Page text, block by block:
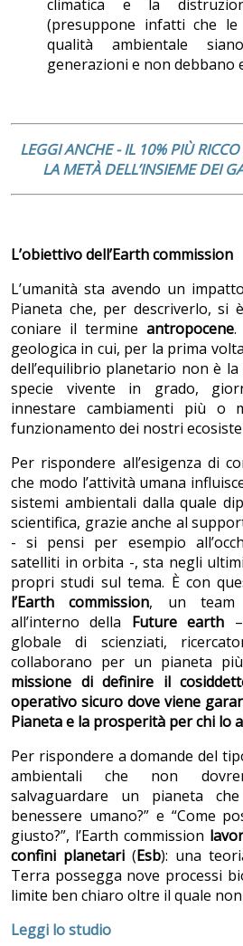
climatica e la
(presuppone infatti che
qualità ambientale
generazioni e non debbano
LEGGI ANCHE -IL 10% PIÙ
LA METÀ DELL’INSIEME DEI
L’obiettivo dell’Earth commission
L’umanità sta avendo un
Pianeta che, per descriverlo, si
coniare il termineantropocene.
geologica in cui, per la prima
dell’equilibrio planetario non è
specie vivente in grado,
innestare cambiamenti più o
funzionamento dei nostri
Per rispondere all’esigenza di
che modo l’attività umana
sistemi ambientali dalla quale
scientifica, grazie anche al
- si pensi per esempio
satelliti in orbita -, sta negli
propri studi sul tema. È con
l’Earth commission, un team
all’interno della Future earth
globale di scienziati,
collaborano per un pianeta
missione di definire il
operativo sicuro dove viene
Pianeta e la prosperità per chi lo
Per rispondere a domande del
ambientali che non
salvaguardare un pianeta
benessere umano?” e “Come
giusto?”, l’Earth commission
confini planetari (Esb): una
Terra possegga nove processi
limite ben chiaro oltre il quale
Leggi lo studio